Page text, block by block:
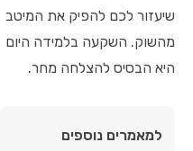
שיעזור לכם להפיק את המיטב
מהשוק. השקעה בלמידה היום
היא הבסיס להצלחה מחר.
למאמרים נוספים